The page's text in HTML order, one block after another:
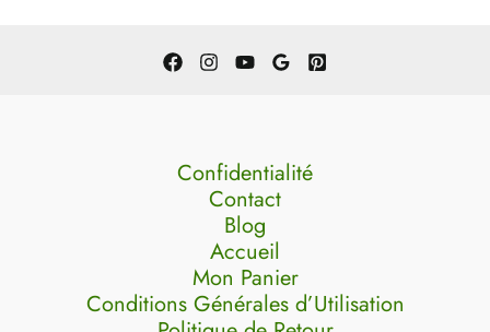
Confidentialité
Contact
Blog
Accueil
Mon Panier
Conditions Générales d’Utilisation